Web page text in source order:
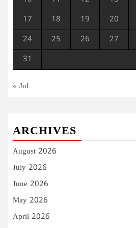
17 18 19 20
24 25 26 27
31
« Jul
ARCHIVES
August 2026
July 2026
June 2026
May 2026
April 2026